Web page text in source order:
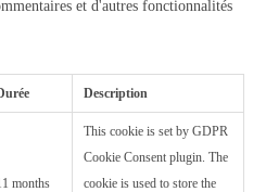
et d'autres fonctionnalités
Description
months
This cookie is set by GDPR
Cookie Consent plugin. The
cookie is used to store the